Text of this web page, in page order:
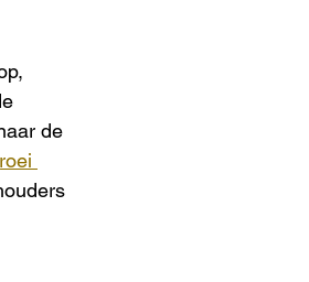
de